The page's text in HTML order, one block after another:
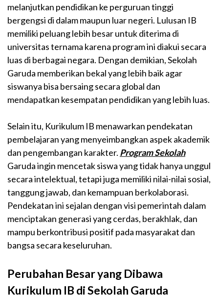
melanjutkan pendidikan ke perguruan tinggi
bergengsi di dalam maupun luar negeri. Lulusan IB
memiliki peluang lebih besar untuk diterima di
universitas ternama karena program ini diakui secara
luas di berbagai negara. Dengan demikian, Sekolah
Garuda memberikan bekal yang lebih baik agar
siswanya bisa bersaing secara global dan
mendapatkan kesempatan pendidikan yang lebih luas.
Selain itu, Kurikulum IB menawarkan pendekatan
pembelajaran yang menyeimbangkan aspek akademik
dan pengembangan karakter. Program Sekolah
Garuda ingin mencetak siswa yang tidak hanya unggul
secara intelektual, tetapi juga memiliki nilai-nilai sosial,
tanggung jawab, dan kemampuan berkolaborasi.
Pendekatan ini sejalan dengan visi pemerintah dalam
menciptakan generasi yang cerdas, berakhlak, dan
mampu berkontribusi positif pada masyarakat dan
bangsa secara keseluruhan.
Perubahan Besar yang Dibawa
Kurikulum IB di Sekolah Garuda